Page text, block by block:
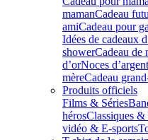
mamanCadeau
amiCadeau pour
Idées de cadeaux
showerCadeau de
d’orNoces d’argent
mèreCadeau
Produits officiels
Films & Séries
hérosClassiques &
vidéo & E-sports